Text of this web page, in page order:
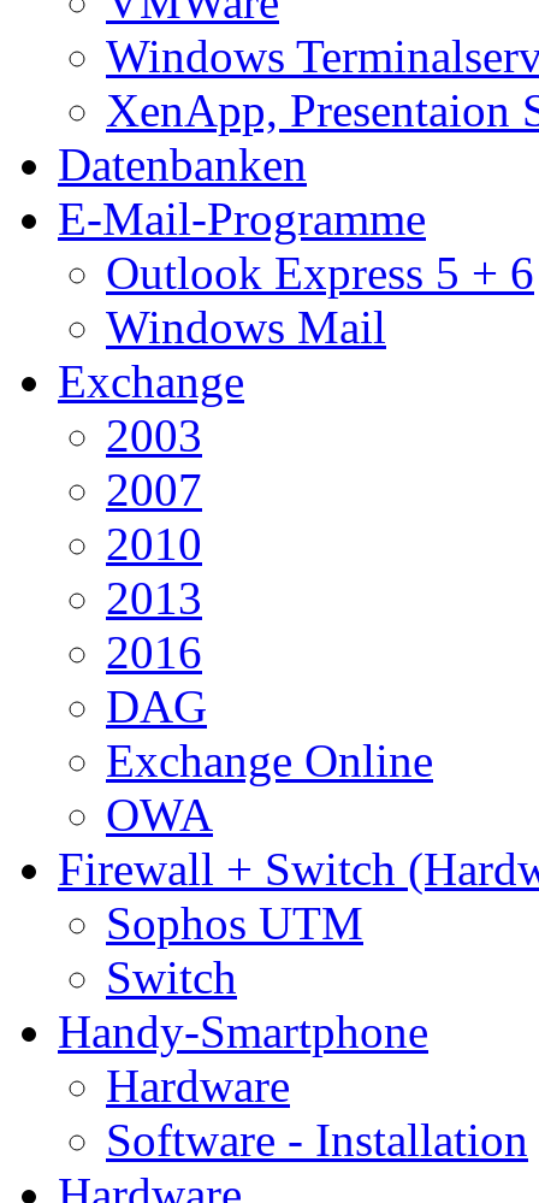
Windows
XenApp, Presentaion
Datenbanken
E-Mail-Programme
Outlook Express 5 + 6
Windows Mail
Exchange
2003
2007
2010
2013
2016
DAG
Exchange Online
OWA
Firewall + Switch
Sophos UTM
Switch
Handy-Smartphone
Hardware
Software - Installation